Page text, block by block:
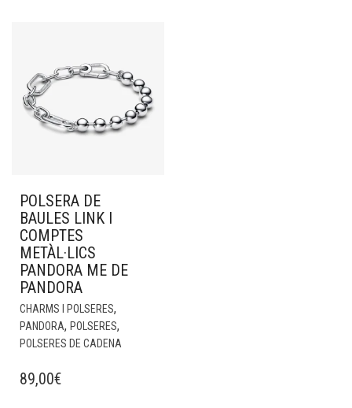
POLSERA DE
BAULES LINK I
COMPTES
METÀL·LICS
PANDORA ME DE
PANDORA
CHARMS I POLSERES,
PANDORA, POLSERES,
POLSERES DE CADENA
89,00€